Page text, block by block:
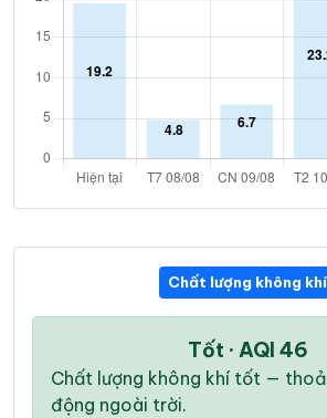
Chất lượng không khí
Tốt · AQI 46
Chất lượng không khí tốt —
động ngoài trời.